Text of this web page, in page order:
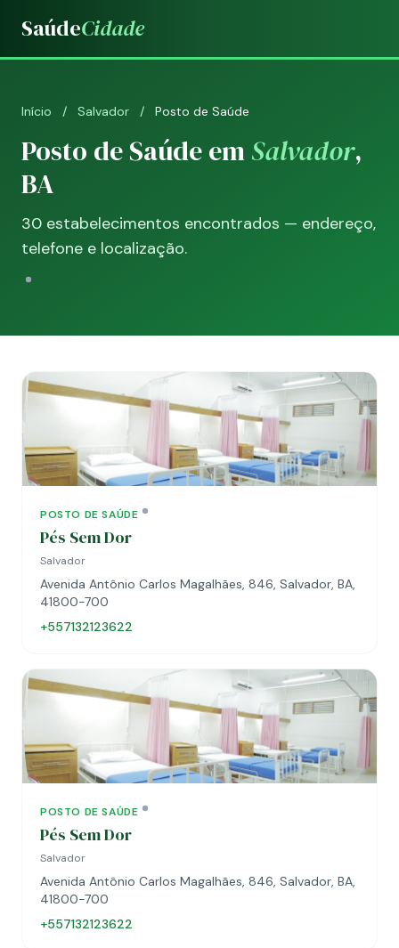
SaúdeCidade
Início / Salvador / Posto de Saúde
Posto de Saúde emSalvador,
BA
30 estabelecimentos encontrados — endereço,
telefone e localização.
POSTO DE SAÚDE
Pés Sem Dor
Salvador
Avenida Antônio Carlos Magalhães, 846, Salvador, BA,
41800-700
+557132123622
POSTO DE SAÚDE
Pés Sem Dor
Salvador
Avenida Antônio Carlos Magalhães, 846, Salvador, BA,
41800-700
+557132123622